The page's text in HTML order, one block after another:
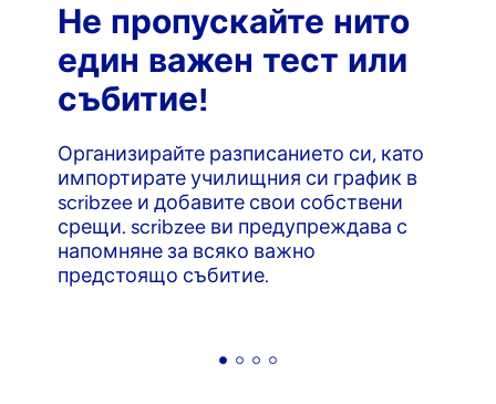
Не пропускайте нито
един важен тест или
събитие!
Организирайте разписанието си, като
импортирате училищния си график в
scribzee и добавите свои собствени
срещи. scribzee ви предупреждава с
напомняне за всяко важно
предстоящо събитие.